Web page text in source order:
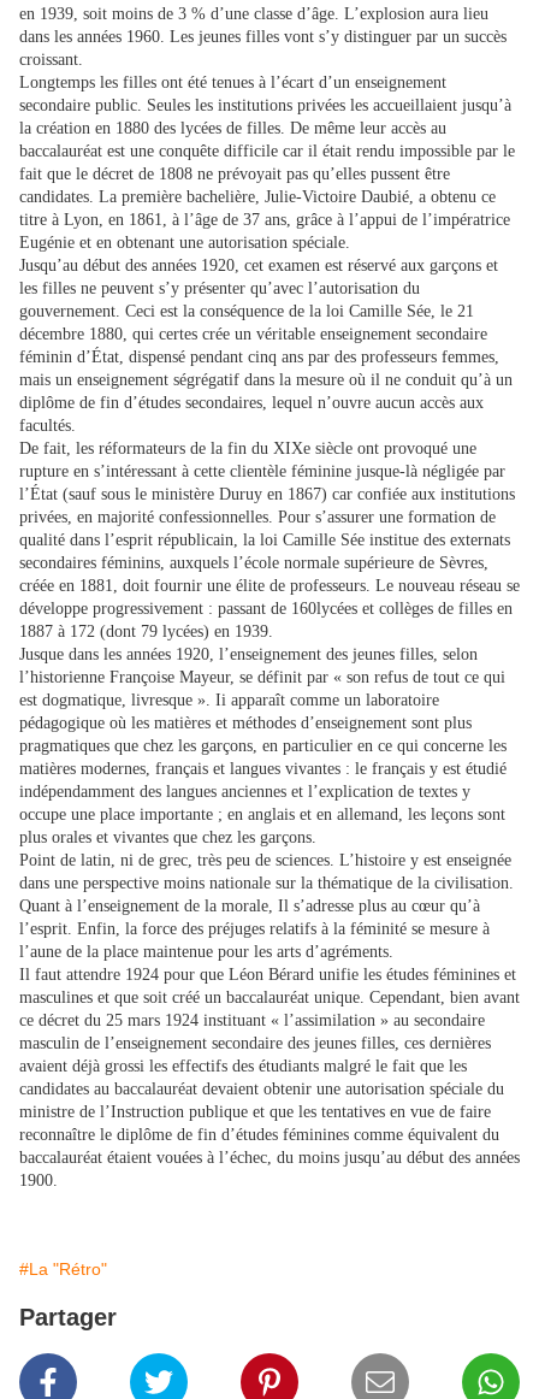
en 1939, soit moins de 3 % d’une classe d’âge. L’explosion aura lieu
dans les années 1960. Les jeunes filles vont s’y distinguer par un succès
croissant.
Longtemps les filles ont été tenues à l’écart d’un enseignement
secondaire public. Seules les institutions privées les accueillaient jusqu’à
la création en 1880 des lycées de filles. De même leur accès au
baccalauréat est une conquête difficile car il était rendu impossible par le
fait que le décret de 1808 ne prévoyait pas qu’elles pussent être
candidates. La première bachelière, Julie-Victoire Daubié, a obtenu ce
titre à Lyon, en 1861, à l’âge de 37 ans, grâce à l’appui de l’impératrice
Eugénie et en obtenant une autorisation spéciale.
Jusqu’au début des années 1920, cet examen est réservé aux garçons et
les filles ne peuvent s’y présenter qu’avec l’autorisation du
gouvernement. Ceci est la conséquence de la loi Camille Sée, le 21
décembre 1880, qui certes crée un véritable enseignement secondaire
féminin d’État, dispensé pendant cinq ans par des professeurs femmes,
mais un enseignement ségrégatif dans la mesure où il ne conduit qu’à un
diplôme de fin d’études secondaires, lequel n’ouvre aucun accès aux
facultés.
De fait, les réformateurs de la fin du XIXe siècle ont provoqué une
rupture en s’intéressant à cette clientèle féminine jusque-là négligée par
l’État (sauf sous le ministère Duruy en 1867) car confiée aux institutions
privées, en majorité confessionnelles. Pour s’assurer une formation de
qualité dans l’esprit républicain, la loi Camille Sée institue des externats
secondaires féminins, auxquels l’école normale supérieure de Sèvres,
créée en 1881, doit fournir une élite de professeurs. Le nouveau réseau se
développe progressivement : passant de 160lycées et collèges de filles en
1887 à 172 (dont 79 lycées) en 1939.
Jusque dans les années 1920, l’enseignement des jeunes filles, selon
l’historienne Françoise Mayeur, se définit par « son refus de tout ce qui
est dogmatique, livresque ». Ii apparaît comme un laboratoire
pédagogique où les matières et méthodes d’enseignement sont plus
pragmatiques que chez les garçons, en particulier en ce qui concerne les
matières modernes, français et langues vivantes : le français y est étudié
indépendamment des langues anciennes et l’explication de textes y
occupe une place importante ; en anglais et en allemand, les leçons sont
plus orales et vivantes que chez les garçons.
Point de latin, ni de grec, très peu de sciences. L’histoire y est enseignée
dans une perspective moins nationale sur la thématique de la civilisation.
Quant à l’enseignement de la morale, Il s’adresse plus au cœur qu’à
l’esprit. Enfin, la force des préjuges relatifs à la féminité se mesure à
l’aune de la place maintenue pour les arts d’agréments.
Il faut attendre 1924 pour que Léon Bérard unifie les études féminines et
masculines et que soit créé un baccalauréat unique. Cependant, bien avant
ce décret du 25 mars 1924 instituant « l’assimilation » au secondaire
masculin de l’enseignement secondaire des jeunes filles, ces dernières
avaient déjà grossi les effectifs des étudiants malgré le fait que les
candidates au baccalauréat devaient obtenir une autorisation spéciale du
ministre de l’Instruction publique et que les tentatives en vue de faire
reconnaître le diplôme de fin d’études féminines comme équivalent du
baccalauréat étaient vouées à l’échec, du moins jusqu’au début des années
1900.
#La "Rétro"
Partager